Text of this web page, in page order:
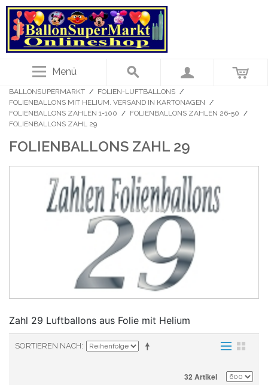
Menü
BALLONSUPERMARKT / FOLIEN-LUFTBALLONS /
FOLIENBALLONS MIT HELIUM. VERSAND IN KARTONAGEN /
FOLIENBALLONS ZAHLEN 1-100 / FOLIENBALLONS ZAHLEN 26-50 /
FOLIENBALLONS ZAHL 29
FOLIENBALLONS ZAHL 29
Zahl 29 Luftballons aus Folie mit Helium
SORTIEREN NACH
32 Artikel